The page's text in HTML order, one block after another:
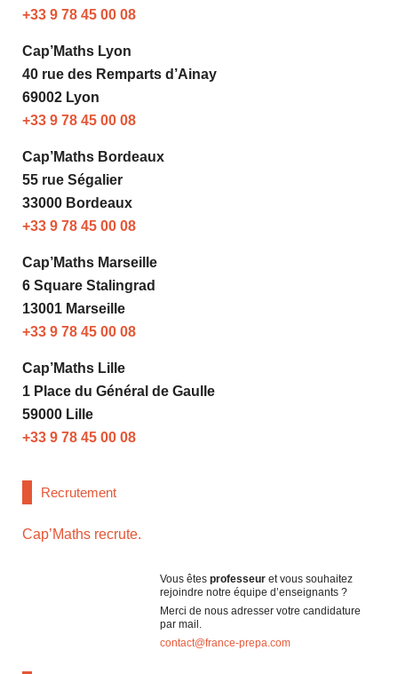
+33 9 78 45 00 08
Cap’Maths Lyon
40 rue des Remparts d’Ainay
69002 Lyon
+33 9 78 45 00 08
Cap’Maths Bordeaux
55 rue Ségalier
33000 Bordeaux
+33 9 78 45 00 08
Cap’Maths Marseille
6 Square Stalingrad
13001 Marseille
+33 9 78 45 00 08
Cap’Maths Lille
1 Place du Général de Gaulle
59000 Lille
+33 9 78 45 00 08
Recrutement
Cap’Maths recrute.
Vous êtesprofesseur et vous souhaitez
rejoindre notre équipe d’enseignants ?
Merci de nous adresser votre candidature
par mail.
contact@france-prepa.com